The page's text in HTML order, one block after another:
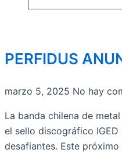
PERFIDUS
marzo 5, 2025 No hay
La banda chilena de
el sello discográfico
desafiantes. Este